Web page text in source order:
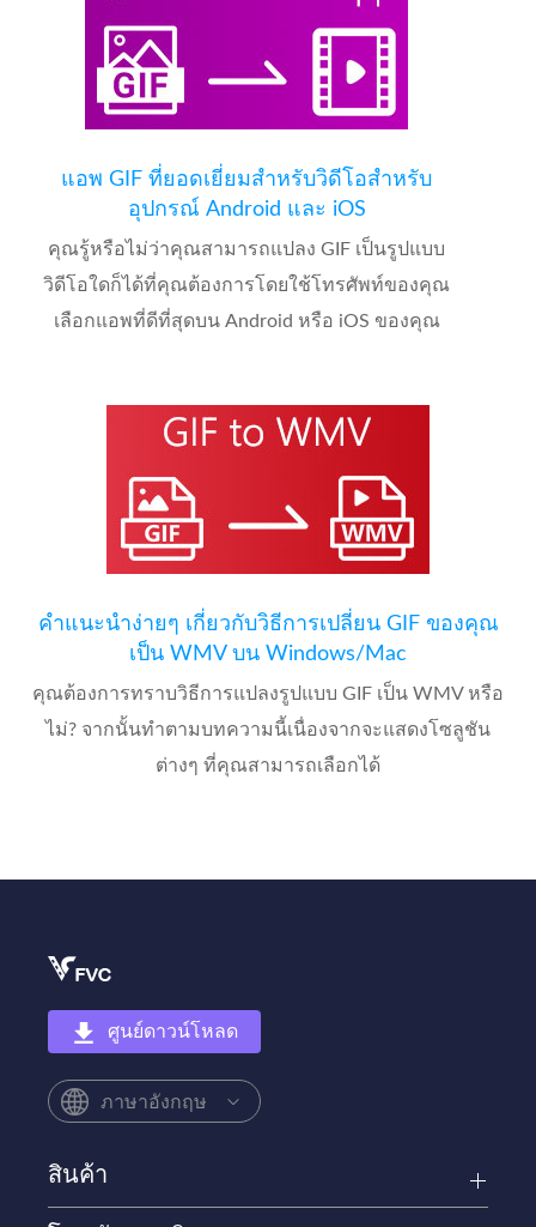
แอพ GIF ที่ยอดเยี่ยมสำหรับวิดีโอสำหรับ
อุปกรณ์ Android และ iOS
คุณรู้หรือไม่ว่าคุณสามารถแปลง GIF เป็นรูปแบบ
วิดีโอใดก็ได้ที่คุณต้องการโดยใช้โทรศัพท์ของคุณ
เลือกแอพที่ดีที่สุดบน Android หรือ iOS ของคุณ
คำแนะนำง่ายๆ เกี่ยวกับวิธีการเปลี่ยน GIF ของคุณ
เป็น WMV บน Windows/Mac
คุณต้องการทราบวิธีการแปลงรูปแบบ GIF เป็น WMV หรือ
ไม่? จากนั้นทำตามบทความนี้เนื่องจากจะแสดงโซลูชัน
ต่างๆ ที่คุณสามารถเลือกได้
ศูนย์ดาวน์โหลด
ภาษาอังกฤษ
สินค้า